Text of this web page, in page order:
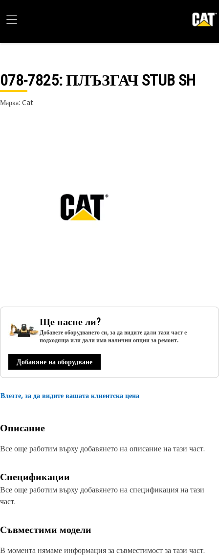
078-7825: ПЛЪЗГАЧ STUB SH
Марка: Cat
Ще пасне ли?
Добавете оборудването си, за да видите дали тази част е
подходяща или дали има налични опции за ремонт.
Добавяне на оборудване
Влезте, за да видите вашата клиентска цена
Описание
Все още работим върху добавянето на описание на тази част.
Спецификации
Все още работим върху добавянето на спецификация на тази
част.
Съвместими модели
В момента нямаме информация за съвместимост за тази част.